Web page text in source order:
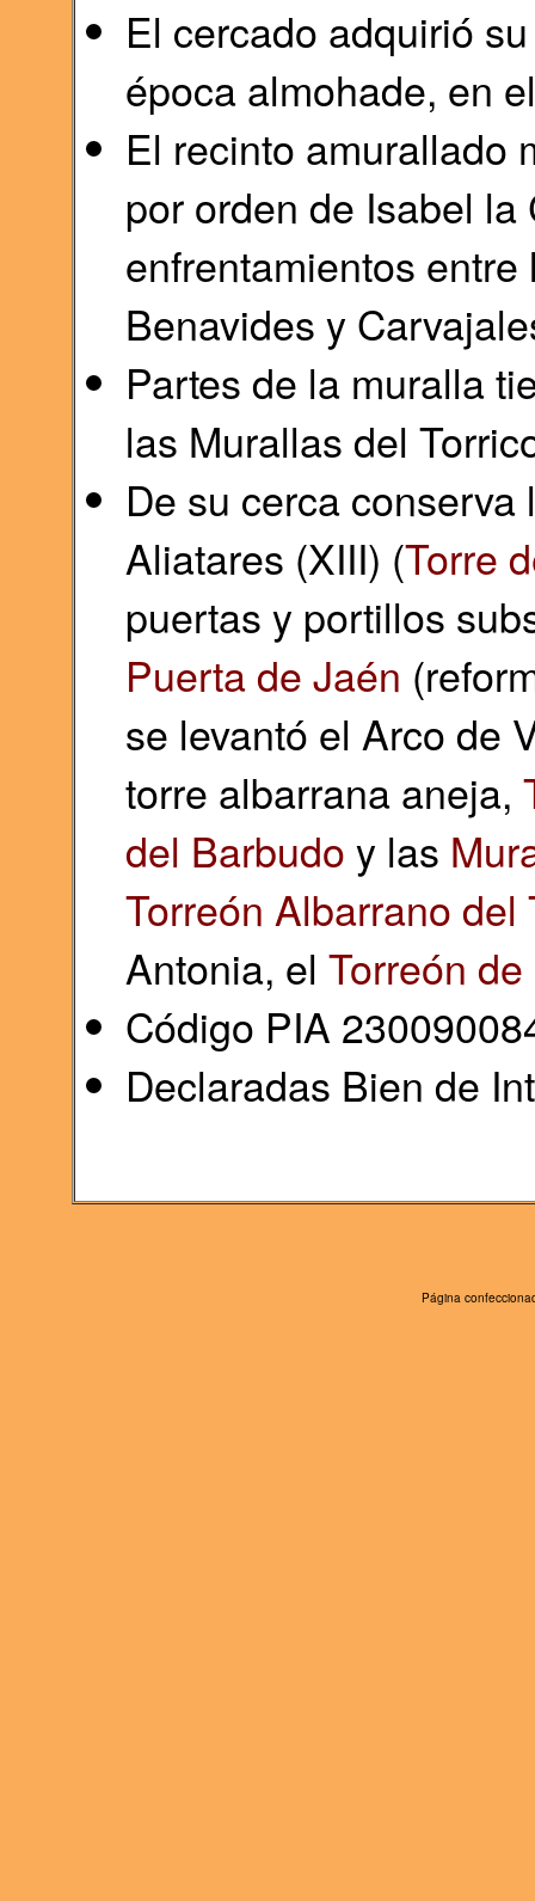
El cercado adquirió
época almohade, en
El recinto amurallado
por orden de Isabel
enfrentamientos
Benavides y
Partes de la muralla
las Murallas del
De su cerca
Aliatares (XIII) (Torre
puertas y portillos
Puerta de Jaén
se levantó el Arco de
torre albarrana aneja,
del Barbudo y las
Torreón Albarrano del
Antonia, el Torreón
Código PIA
Declaradas Bien de
Página